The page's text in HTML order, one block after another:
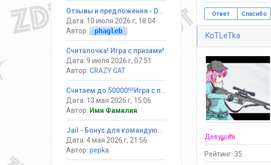
Ответ Спасибо
KoTLeTka
Девушки
Рейтинг: 35
Дата: 10 июля 2026 г, 18:04
Автор:
phagleb
Считалочка! Игра с призами!
Дата: 9 июля 2026 г, 07:51
Автор: CRAZY CAT
Дата: 13 мая 2026 г, 15:06
Автор: Имя Фамилия
Дата: 4 мая 2026 г, 21:56
Автор: pepka